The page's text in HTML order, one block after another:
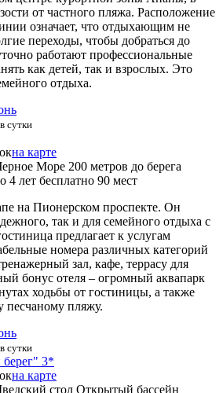
от частного пляжа. Расположение
означает, что отдыхающим не
переходы, чтобы добраться до
работают профессиональные
как детей, так и взрослых. Это
отдыха.
сутки
на карте
Море 200 метров до берега
4 лет бесплатно 90 мест
на Пионерском проспекте. Он
так и для семейного отдыха с
предлагает к услугам
номера различных категорий
зал, кафе, террасу для
бонус отеля – огромный аквапарк
ходьбы от гостиницы, а также
песчаному пляжу.
сутки
3*
на карте
стол Открытый бассейн